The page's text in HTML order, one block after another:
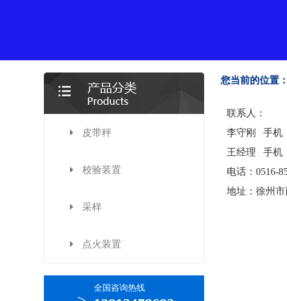
皮带秤
校验装置
采样
点火装置
全国咨询热线
您当前的位置：
联系人：
李守刚 手机
王经理 手机
电话：0516-
地址：徐州市